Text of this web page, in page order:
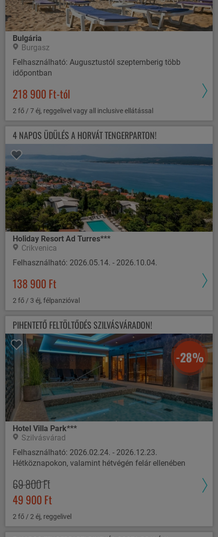
Bulgária
Burgasz
Felhasználható: Augusztustól szeptemberig több
időpontban
218 900 Ft-tól
2 fő / 7 éj, reggelivel vagy all inclusive ellátással
4 NAPOS ÜDÜLÉS A HORVÁT TENGERPARTON!
Holiday Resort Ad Turres***
Crikvenica
Felhasználható: 2026.05.14. - 2026.10.04.
138 900 Ft
2 fő / 3 éj, félpanzióval
PIHENTETŐ FELTÖLTŐDÉS SZILVÁSVÁRADON!
-28%
Hotel Villa Park***
Szilvásvárad
Felhasználható: 2026.02.24. - 2026.12.23.
Hétköznapokon, valamint hétvégén felár ellenében
69 800 Ft
49 900 Ft
2 fő / 2 éj, reggelivel